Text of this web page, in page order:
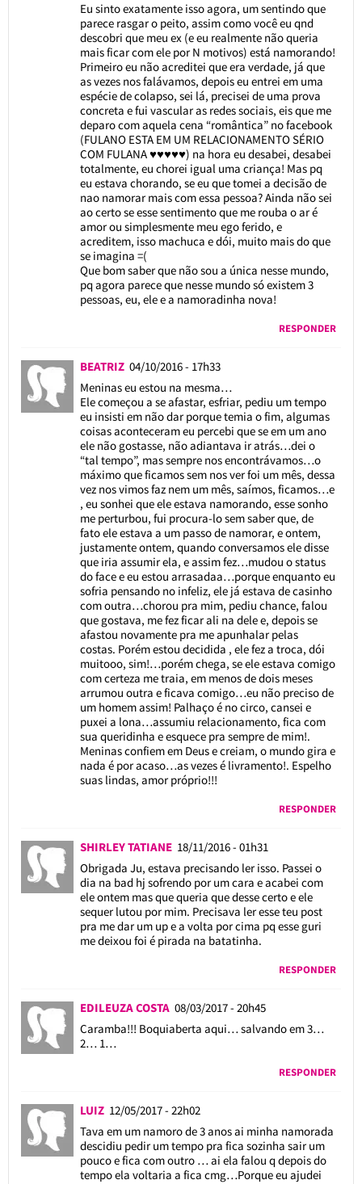
Eu sinto exatamente isso agora, um sentindo que
parece rasgar o peito, assim como você eu qnd
descobri que meu ex (e eu realmente não queria
mais ficar com ele por N motivos) está namorando!
Primeiro eu não acreditei que era verdade, já que
as vezes nos falávamos, depois eu entrei em uma
espécie de colapso, sei lá, precisei de uma prova
concreta e fui vascular as redes sociais, eis que me
deparo com aquela cena “romântica” no facebook
(FULANO ESTA EM UM RELACIONAMENTO SÉRIO
COM FULANA ♥♥♥♥♥) na hora eu desabei, desabei
totalmente, eu chorei igual uma criança! Mas pq
eu estava chorando, se eu que tomei a decisão de
nao namorar mais com essa pessoa? Ainda não sei
ao certo se esse sentimento que me rouba o ar é
amor ou simplesmente meu ego ferido, e
acreditem, isso machuca e dói, muito mais do que
se imagina =(
Que bom saber que não sou a única nesse mundo,
pq agora parece que nesse mundo só existem 3
pessoas, eu, ele e a namoradinha nova!
RESPONDER
BEATRIZ 04/10/2016 - 17h33
Meninas eu estou na mesma…
Ele começou a se afastar, esfriar, pediu um tempo
eu insisti em não dar porque temia o fim, algumas
coisas aconteceram eu percebi que se em um ano
ele não gostasse, não adiantava ir atrás…dei o
“tal tempo”, mas sempre nos encontrávamos…o
máximo que ficamos sem nos ver foi um mês, dessa
vez nos vimos faz nem um mês, saímos, ficamos…e
, eu sonhei que ele estava namorando, esse sonho
me perturbou, fui procura-lo sem saber que, de
fato ele estava a um passo de namorar, e ontem,
justamente ontem, quando conversamos ele disse
que iria assumir ela, e assim fez…mudou o status
do face e eu estou arrasadaa…porque enquanto eu
sofria pensando no infeliz, ele já estava de casinho
com outra…chorou pra mim, pediu chance, falou
que gostava, me fez ficar ali na dele e, depois se
afastou novamente pra me apunhalar pelas
costas. Porém estou decidida , ele fez a troca, dói
muitooo, sim!…porém chega, se ele estava comigo
com certeza me traia, em menos de dois meses
arrumou outra e ficava comigo…eu não preciso de
um homem assim! Palhaço é no circo, cansei e
puxei a lona…assumiu relacionamento, fica com
sua queridinha e esquece pra sempre de mim!.
Meninas confiem em Deus e creiam, o mundo gira e
nada é por acaso…as vezes é livramento!. Espelho
suas lindas, amor próprio!!!
RESPONDER
SHIRLEY TATIANE 18/11/2016 - 01h31
Obrigada Ju, estava precisando ler isso. Passei o
dia na bad hj sofrendo por um cara e acabei com
ele ontem mas que queria que desse certo e ele
sequer lutou por mim. Precisava ler esse teu post
pra me dar um up e a volta por cima pq esse guri
me deixou foi é pirada na batatinha.
RESPONDER
EDILEUZA COSTA 08/03/2017 - 20h45
Caramba!!! Boquiaberta aqui… salvando em 3…
2… 1…
RESPONDER
LUIZ 12/05/2017 - 22h02
Tava em um namoro de 3 anos ai minha namorada
descidiu pedir um tempo pra fica sozinha sair um
pouco e fica com outro … ai ela falou q depois do
tempo ela voltaria a fica cmg…Porque eu ajudei